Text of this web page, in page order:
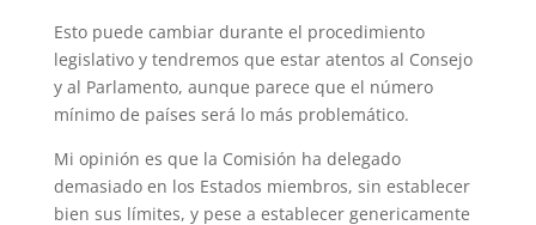
Esto puede cambiar durante el procedimiento
legislativo y tendremos que estar atentos al Consejo
y al Parlamento, aunque parece que el número
mínimo de países será lo más problemático.
Mi opinión es que la Comisión ha delegado
demasiado en los Estados miembros, sin establecer
bien sus límites, y pese a establecer genericamente